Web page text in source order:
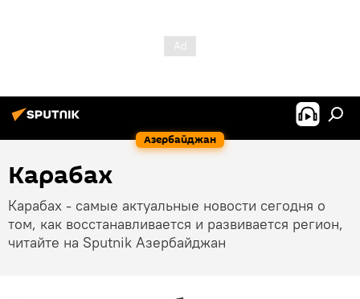
Азербайджан
Карабах
Карабах - самые актуальные новости сегодня о
том, как восстанавливается и развивается регион,
читайте на Sputnik Азербайджан